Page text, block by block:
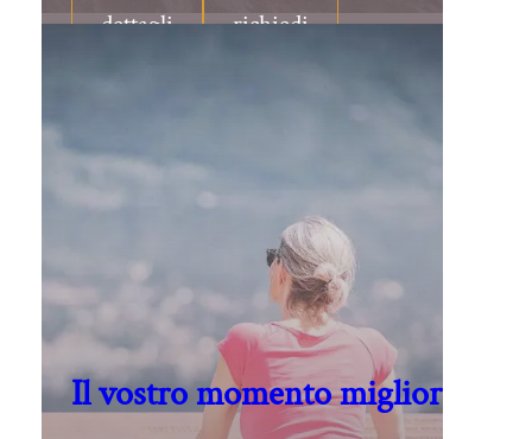
dettagli richiedi
Il vostro momento migliore